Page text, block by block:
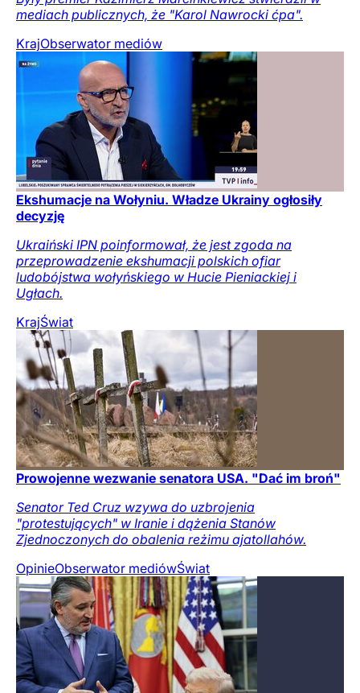
mediach publicznych, że "Karol Nawrocki ćpa".
KrajObserwator mediów
Ekshumacje na Wołyniu. Władze Ukrainy ogłosiły
decyzję
Ukraiński IPN poinformował, że jest zgoda na
przeprowadzenie ekshumacji polskich ofiar
ludobójstwa wołyńskiego w Hucie Pieniackiej i
Ugłach.
KrajŚwiat
Prowojenne wezwanie senatora USA. "Dać im broń"
Senator Ted Cruz wzywa do uzbrojenia
"protestujących" w Iranie i dążenia Stanów
Zjednoczonych do obalenia reżimu ajatollahów.
OpinieObserwator mediówŚwiat